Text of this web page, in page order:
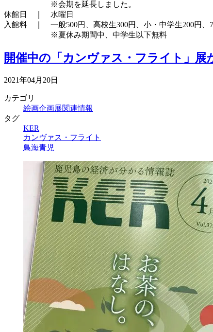
※会期を延長しました。
休館日 ｜ 水曜日
入館料 ｜ 一般500円、高校生300円、小・中学生200円、
※夏休み期間中、中学生以下無料
開催中の「カンヴァス・フライト」展
2021年04月20日
カテゴリ
絵画企画展関連情報
タグ
KER
カンヴァス・フライト
鳥海青児